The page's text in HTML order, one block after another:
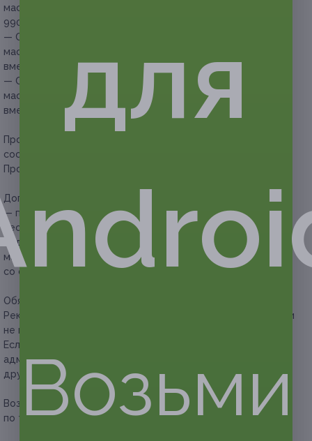
массажа всего тела в течение 1 месяца (990 руб. вместо
9900 руб.)
— Скидка 90% на безлимитное посещение сеансов LPG-
массажа всего тела в течение 3 месяцев (1590 руб.
вместо 15 900 руб.)
— Скидка 90% на безлимитное посещение сеансов LPG-
массажа всего тела в течение 6 месяцев (2090 руб.
вместо 20 900 руб.)
Продолжительность одного сеанса LPG-массажа
составляет 30 минут.
Процедуры LPG-массажа проводятся на аппарате Vortex.
Дополнительно оплачивается на месте:
— при каждом посещении сеанса LPG-массажа
необходима доплата в размере 600 руб. (за один сеанс);
— для сеанса LPG-массажа необходим индивидуальный
массажный костюм (стоимость — 1000 руб., можно прийти
со своим).
Обязательна предварительная запись по телефону.
Рекомендовано сообщить об отмене или переносе записи
не менее чем за 12 часов.
Если участник акции опаздывает более чем на 15 минут,
администрация студии вправе перенести сеанс на любое
другое (удобное участнику и персоналу студии) время.
Возможность оказания услуг для мужчин уточняйте
по телефону.
для
Возьми